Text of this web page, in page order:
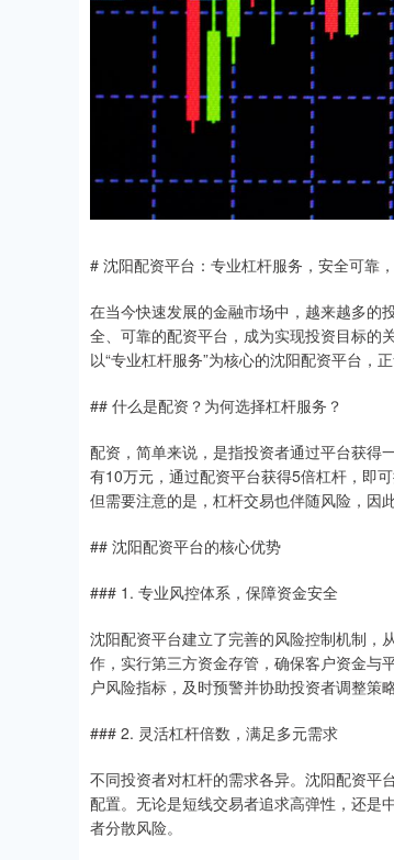
# 沈阳配资平台：专业杠杆服务，安全可靠
在当今快速发展的金融市场中，越来越多的
全、可靠的配资平台，成为实现投资目标的
以“专业杠杆服务”为核心的沈阳配资平台，
## 什么是配资？为何选择杠杆服务？
配资，简单来说，是指投资者通过平台获得
有10万元，通过配资平台获得5倍杠杆，即
但需要注意的是，杠杆交易也伴随风险，因
## 沈阳配资平台的核心优势
### 1. 专业风控体系，保障资金安全
沈阳配资平台建立了完善的风险控制机制，
作，实行第三方资金存管，确保客户资金与
户风险指标，及时预警并协助投资者调整策
### 2. 灵活杠杆倍数，满足多元需求
不同投资者对杠杆的需求各异。沈阳配资平
配置。无论是短线交易者追求高弹性，还是
者分散风险。